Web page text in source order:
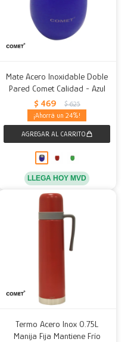
Mate Acero Inoxidable Doble
Pared Comet Calidad - Azul
$ 469 $ 625
24
LLEGA HOY MVD
Termo Acero Inox 0.75L
Manija Fija Mantiene Frío